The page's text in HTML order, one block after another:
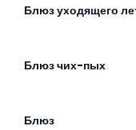
Блюз уходящего
Блюз чих-пых
Блюз